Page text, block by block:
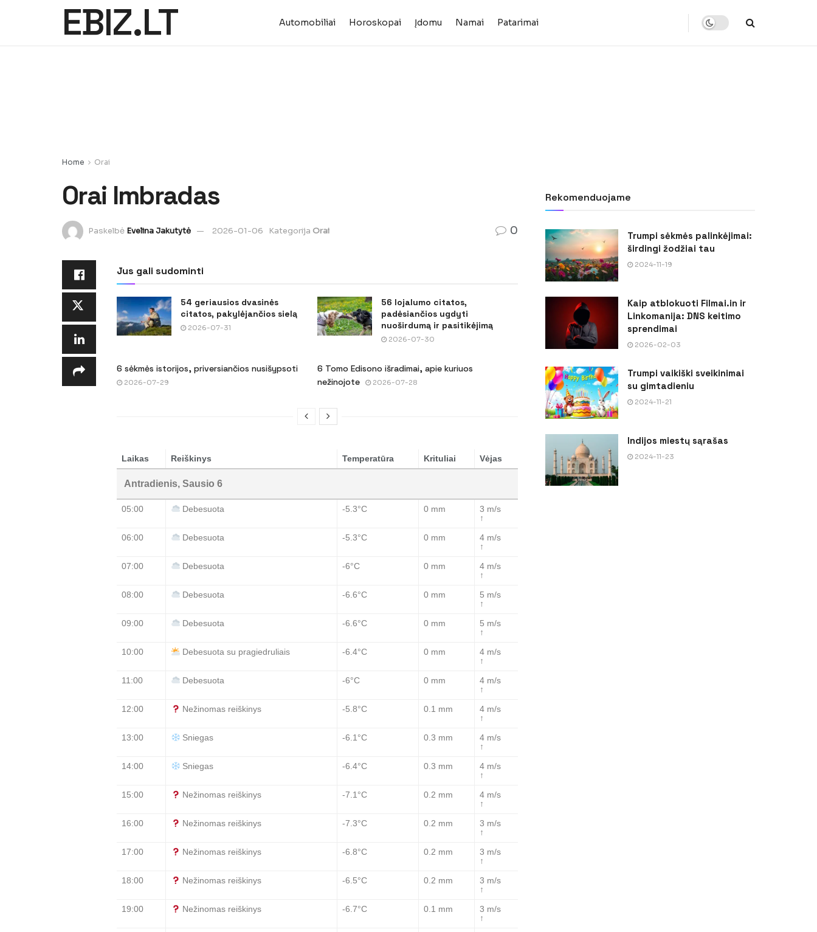
EBIZ.LT Automobiliai Horoskopai Įdomu Namai Patarimai
Home Orai
Orai Imbradas
Paskelbė Evelina Jakutytė 2026-01-06 Kategorija Orai 0
Jus gali sudominti
54 geriausios dvasinės
citatos, pakylėjančios sielą
2026-07-31
56 lojalumo citatos,
padėsiančios ugdyti
nuoširdumą ir pasitikėjimą
2026-07-30
6 sėkmės istorijos, priversiančios nusišypsoti
2026-07-29
6 Tomo Edisono išradimai, apie kuriuos
nežinojote
2026-07-28
Laikas Reiškinys Temperatūra Krituliai Vėjas
Antradienis, Sausio 6
05:00 Debesuota -5.3°C 0 mm
3 m/s
↑
06:00 Debesuota -5.3°C 0 mm
4 m/s
↑
07:00 Debesuota -6°C 0 mm
4 m/s
↑
08:00 Debesuota -6.6°C 0 mm
5 m/s
↑
09:00 Debesuota -6.6°C 0 mm
5 m/s
↑
10:00 Debesuota su pragiedruliais -6.4°C 0 mm
4 m/s
↑
11:00 Debesuota -6°C 0 mm
4 m/s
↑
12:00 Nežinomas reiškinys -5.8°C 0.1 mm
4 m/s
↑
13:00 Sniegas -6.1°C 0.3 mm
4 m/s
↑
14:00 Sniegas -6.4°C 0.3 mm
4 m/s
↑
15:00 Nežinomas reiškinys -7.1°C 0.2 mm
4 m/s
↑
16:00 Nežinomas reiškinys -7.3°C 0.2 mm
3 m/s
↑
17:00 Nežinomas reiškinys -6.8°C 0.2 mm
3 m/s
↑
18:00 Nežinomas reiškinys -6.5°C 0.2 mm
3 m/s
↑
19:00 Nežinomas reiškinys -6.7°C 0.1 mm
3 m/s
↑
Rekomenduojame
Trumpi sėkmės palinkėjimai:
širdingi žodžiai tau
2024-11-19
Kaip atblokuoti Filmai.in ir
Linkomanija: DNS keitimo
sprendimai
2026-02-03
Trumpi vaikiški sveikinimai
su gimtadieniu
2024-11-21
Indijos miestų sąrašas
2024-11-23